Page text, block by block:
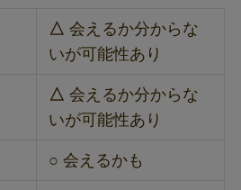
△会えるか分からな
いが可能性あり
△ 会えるか分からな
いが可能性あり
○ 会えるかも